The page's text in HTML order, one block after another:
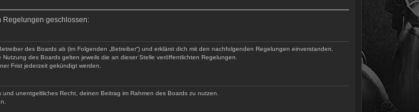
Regelungen geschlossen:
des Boards ab (im Folgenden „Betreiber“) und erklärst dich mit den nachfolgenden Regelungen einverstanden.
des Boards gelten jeweils die an dieser Stelle veröffentlichten Regelungen.
Frist jederzeit gekündigt werden.
unentgeltliches Recht, deinen Beitrag im Rahmen des Boards zu nutzen.